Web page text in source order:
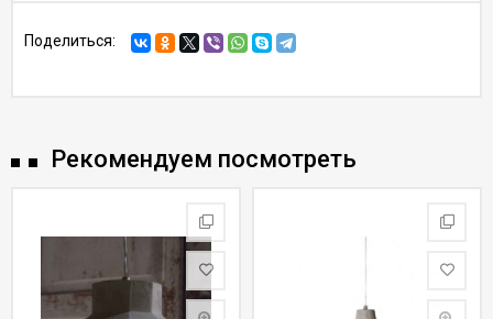
Поделиться:
Рекомендуем посмотреть